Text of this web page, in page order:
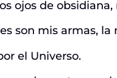
ojos de
son mis armas,
el Universo.